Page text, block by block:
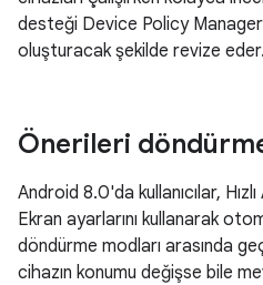
desteği Device Policy Manager
oluşturacak şekilde revize eder.
Önerileri
Android 8.0'da kullanıcılar,
Ekran ayarlarını kullanarak
döndürme modları arasında
cihazın konumu değişse bile